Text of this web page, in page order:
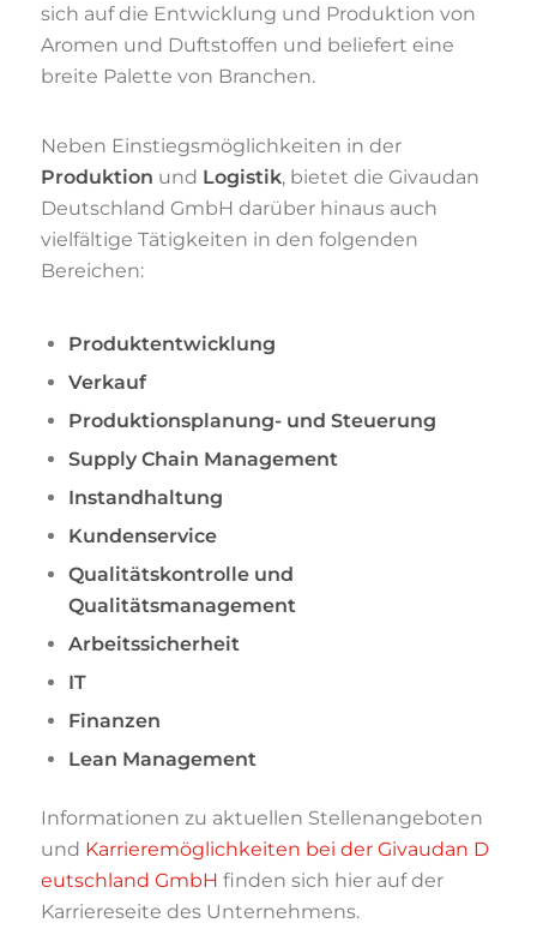
sich auf die Entwicklung und Produktion von
Aromen und Duftstoffen und beliefert eine
breite Palette von Branchen.
Neben Einstiegsmöglichkeiten in der
Produktion und Logistik, bietet die Givaudan
Deutschland GmbH darüber hinaus auch
vielfältige Tätigkeiten in den folgenden
Bereichen:
Produktentwicklung
Verkauf
Produktionsplanung- und Steuerung
Supply Chain Management
Instandhaltung
Kundenservice
Qualitätskontrolle und
Qualitätsmanagement
Arbeitssicherheit
IT
Finanzen
Lean Management
Informationen zu aktuellen Stellenangeboten
und Karrieremöglichkeiten bei der Givaudan D
eutschland GmbH finden sich hier auf der
Karriereseite des Unternehmens.